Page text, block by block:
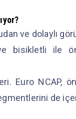
ve dolaylı
bisikletli ile
Euro NCAP,
de